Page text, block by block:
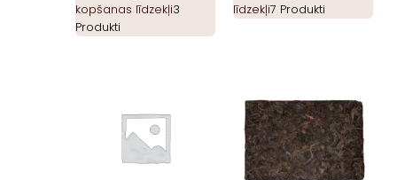
kopšanas līdzekļi3
Produkti
līdzekļi7 Produkti